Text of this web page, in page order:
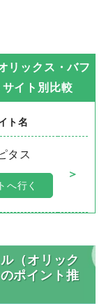
リックス・バフ
イト別比較
ト名
タス
＞
へ行く
（オリック
ポイント推